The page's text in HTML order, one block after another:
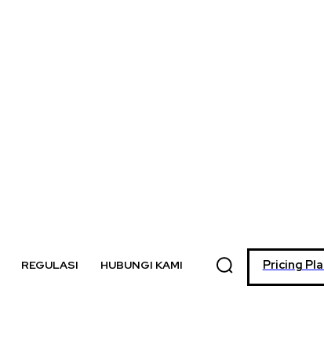
REGULASI HUBUNGI KAMI Pricing